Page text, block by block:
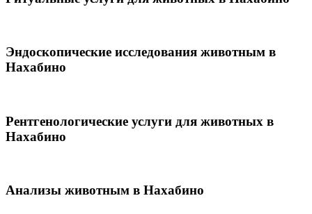
Эндоскопические исследования животным в
Нахабино
Рентгенологические услуги для животных в
Нахабино
Анализы животным в Нахабино